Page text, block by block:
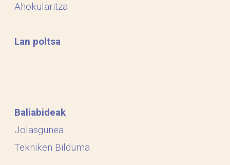
Ahokularitza
Lan poltsa
Baliabideak
Jolasgunea
Tekniken Bilduma